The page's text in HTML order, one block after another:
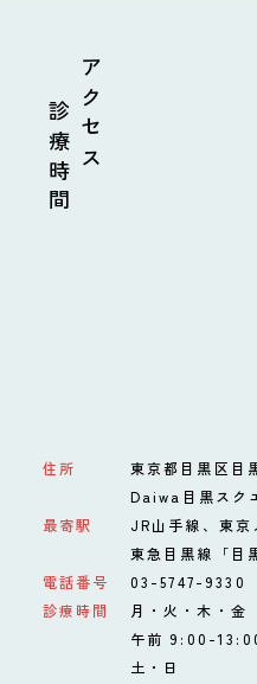
アクセス
診療時間
住所
東京都目黒区目
Daiwa目黒スク
最寄駅
JR山手線、東
東急目黒線「
電話番号
03-5747-9330
診療時間
月・火・木・金
午前 9:00-
土・日